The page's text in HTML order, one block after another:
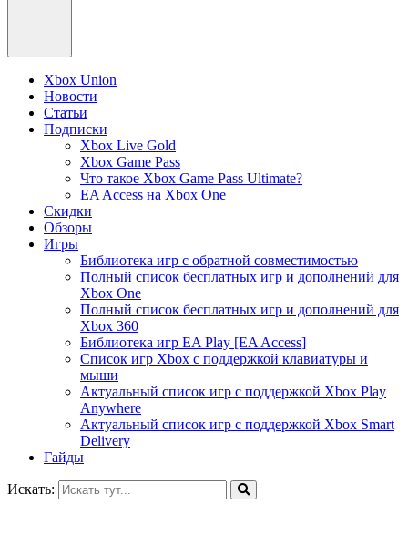
Xbox Union
Новости
Статьи
Подписки
Xbox Live Gold
Xbox Game Pass
Что такое Xbox Game Pass Ultimate?
EA Access на Xbox One
Скидки
Обзоры
Игры
Библиотека игр с обратной совместимостью
Полный список бесплатных игр и дополнений для
Xbox One
Полный список бесплатных игр и дополнений для
Xbox 360
Библиотека игр EA Play [EA Access]
Список игр Xbox c поддержкой клавиатуры и
мыши
Актуальный список игр с поддержкой Xbox Play
Anywhere
Актуальный список игр с поддержкой Xbox Smart
Delivery
Гайды
Искать: